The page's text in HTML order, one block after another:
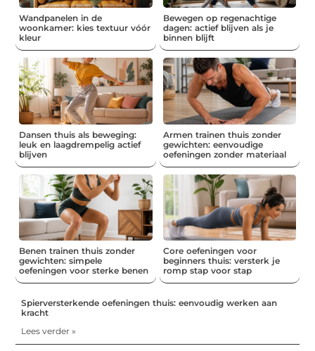
Wandpanelen in de
woonkamer: kies textuur vóór
kleur
Bewegen op regenachtige
dagen: actief blijven als je
binnen blijft
Dansen thuis als beweging:
leuk en laagdrempelig actief
blijven
Armen trainen thuis zonder
gewichten: eenvoudige
oefeningen zonder materiaal
Benen trainen thuis zonder
gewichten: simpele
oefeningen voor sterke benen
Core oefeningen voor
beginners thuis: versterk je
romp stap voor stap
Spierversterkende oefeningen thuis: eenvoudig werken aan
kracht
Lees verder »